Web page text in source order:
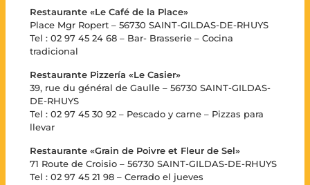
Restaurante «Le Café de la Place»
Place Mgr Ropert – 56730 SAINT-GILDAS-DE-RHUYS
Tel : 02 97 45 24 68 – Bar- Brasserie – Cocina
tradicional
Restaurante Pizzería «Le Casier»
39, rue du général de Gaulle – 56730 SAINT-GILDAS-
DE-RHUYS
Tel : 02 97 45 30 92 – Pescado y carne – Pizzas para
llevar
Restaurante «Grain de Poivre et Fleur de Sel»
71 Route de Croisio – 56730 SAINT-GILDAS-DE-RHUYS
Tel : 02 97 45 21 98 – Cerrado el jueves